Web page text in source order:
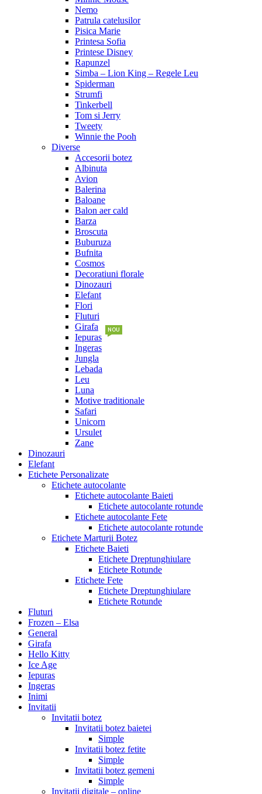
Nemo
Patrula catelusilor
Pisica Marie
Printesa Sofia
Printese Disney
Rapunzel
Simba – Lion King – Regele Leu
Spiderman
Strumfi
Tinkerbell
Tom si Jerry
Tweety
Winnie the Pooh
Diverse
Accesorii botez
Albinuta
Avion
Balerina
Baloane
Balon aer cald
Barza
Broscuta
Buburuza
Bufnita
Cosmos
Decoratiuni florale
Dinozauri
Elefant
Flori
Fluturi
Girafa
Iepuras
Ingeras
Jungla
Lebada
Leu
Luna
Motive traditionale
Safari
Unicorn
Ursulet
Zane
Dinozauri
Elefant
Etichete Personalizate
Etichete autocolante
Etichete autocolante Baieti
Etichete autocolante rotunde
Etichete autocolante Fete
Etichete autocolante rotunde
Etichete Marturii Botez
Etichete Baieti
Etichete Dreptunghiulare
Etichete Rotunde
Etichete Fete
Etichete Dreptunghiulare
Etichete Rotunde
Fluturi
Frozen – Elsa
General
Girafa
Hello Kitty
Ice Age
Iepuras
Ingeras
Inimi
Invitatii
Invitatii botez
Invitatii botez baietei
Simple
Invitatii botez fetite
Simple
Invitatii botez gemeni
Simple
Invitatii digitale – online
NOU